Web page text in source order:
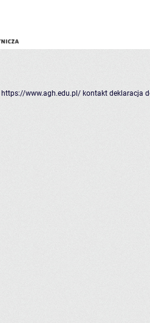
https://www.agh.edu.pl/ kontakt deklaracja